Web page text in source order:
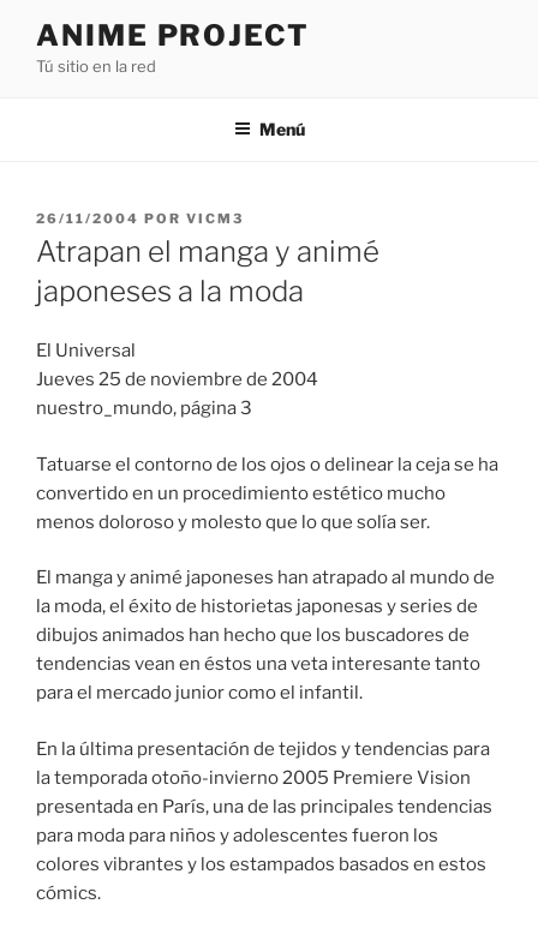
contenido
ANIME PROJECT
Tú sitio en la red
Menú
PUBLICADO
EL
26/11/2004 POR VICM3
Atrapan el manga y animé
japoneses a la moda
El Universal
Jueves 25 de noviembre de 2004
nuestro_mundo, página 3
Tatuarse el contorno de los ojos o delinear la ceja se ha
convertido en un procedimiento estético mucho
menos doloroso y molesto que lo que solía ser.
El manga y animé japoneses han atrapado al mundo de
la moda, el éxito de historietas japonesas y series de
dibujos animados han hecho que los buscadores de
tendencias vean en éstos una veta interesante tanto
para el mercado junior como el infantil.
En la última presentación de tejidos y tendencias para
la temporada otoño-invierno 2005 Premiere Vision
presentada en París, una de las principales tendencias
para moda para niños y adolescentes fueron los
colores vibrantes y los estampados basados en estos
cómics.